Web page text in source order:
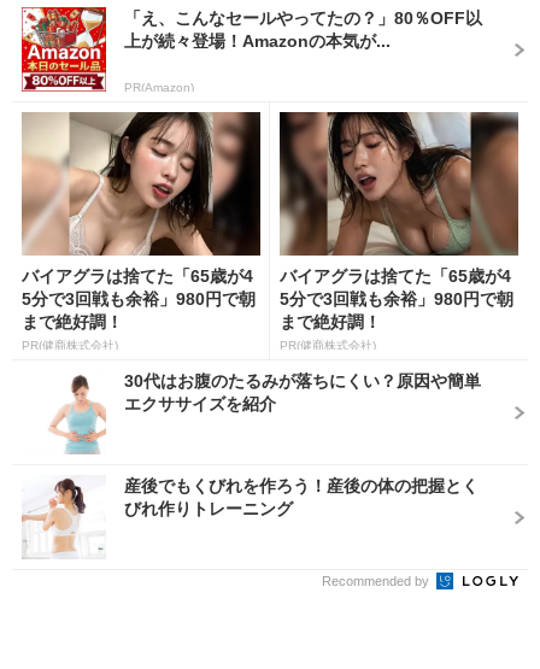
「え、こんなセールやってたの？」80％OFF以
上が続々登場！Amazonの本気が...
PR(Amazon)
バイアグラは捨てた「65歳が4
5分で3回戦も余裕」980円で朝
まで絶好調！
PR(健商株式会社)
バイアグラは捨てた「65歳が4
5分で3回戦も余裕」980円で朝
まで絶好調！
PR(健商株式会社)
30代はお腹のたるみが落ちにくい？原因や簡単
エクササイズを紹介
産後でもくびれを作ろう！産後の体の把握とく
びれ作りトレーニング
Recommended by